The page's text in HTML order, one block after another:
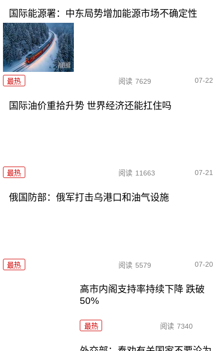
国际能源署：中东局势增加能源市场不确定性
最热 阅读 7629 07-22
国际油价重拾升势 世界经济还能扛住吗
最热 阅读 11663 07-21
俄国防部：俄军打击乌港口和油气设施
最热 阅读 5579 07-20
高市内阁支持率持续下降 跌破
50%
最热 阅读 7340